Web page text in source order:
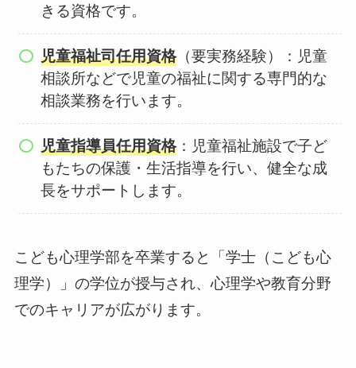
きる資格です。
児童福祉司任用資格（要実務経験）：児童
相談所などで児童の福祉に関する専門的な
相談業務を行います。
児童指導員任用資格：児童福祉施設で子ど
もたちの保護・生活指導を行い、健全な成
長をサポートします。
こども心理学部を卒業すると「学士（こども心
理学）」の学位が授与され、心理学や教育分野
でのキャリアが広がります。